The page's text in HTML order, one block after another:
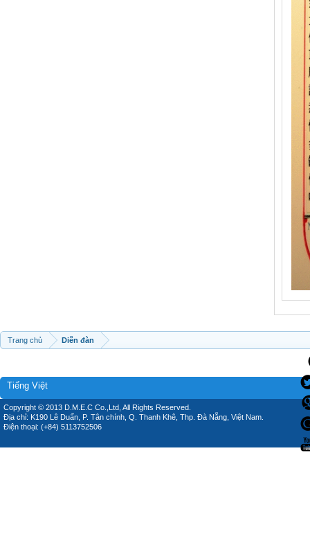
Trang chủ Diễn đàn
Tiếng Việt
Copyright © 2013 D.M.E.C Co.,Ltd, All Rights Reserved.
Địa chỉ: K190 Lê Duẩn, P. Tân chính, Q. Thanh Khê, Thp. Đà Nẵng, Việt Nam.
Điện thoại: (+84) 5113752506